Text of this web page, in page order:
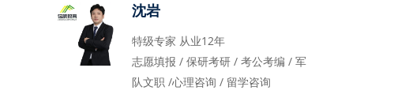
沈岩
特级专家 从业12年
志愿填报 / 保研考研 / 考公考编 / 军
队文职 /心理咨询 / 留学咨询